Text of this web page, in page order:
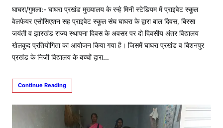
घाघरा/गुमला:- घाघरा प्रखंड मुख्यालय के रन्हे मिनी स्टेडियम में प्राइवेट स्कूल
वेलफेयर एसोसिएशन सह प्राइवेट स्कूल संघ घाघरा के द्वारा बाल दिवस, बिरसा
जयंती व झारखंड राज्य स्थापना दिवस के अवसर पर दो दिवसीय अंतर विद्यालय
खेलकूद प्रतियोगिता का आयोजन किया गया है। जिसमें घाघरा प्रखंड व बिशनपुर
प्रखंड के निजी विद्यालय के बच्चों द्वारा…
Continue Reading